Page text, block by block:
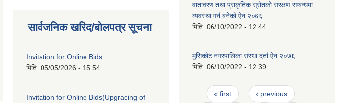
सार्वजनिक खरिद/बोलपत्र सूचना
Invitation for Online Bids
मिति: 05/05/2026 - 15:54
Invitation for Online Bids(Upgrading of
वातावरण तथा प्राकृतिक स्रोतको संरक्षण सम्बन्धमा
व्यवस्था गर्न बनेको ऐन २०७६
मिति: 06/10/2022 - 12:44
मुसिकोट नगरपालिका संस्था दर्ता ऐन २०७६
मिति: 06/10/2022 - 12:39
Pages
« first ‹ previous …